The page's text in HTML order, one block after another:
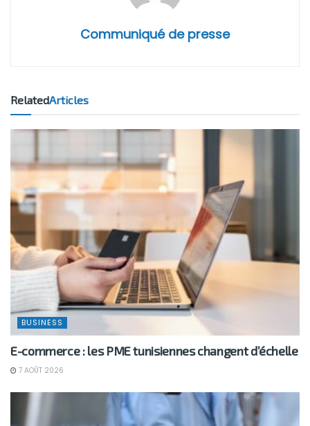
Communiqué de presse
RelatedArticles
BUSINESS
E-commerce : les PME tunisiennes changent d’échelle
7 AOÛT 2026